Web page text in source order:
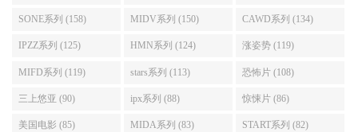
SONE系列 (158) MIDV系列 (150) CAWD系列 (134)
IPZZ系列 (125) HMN系列 (124) 涨姿势 (119)
MIFD系列 (119) stars系列 (113) 恐怖片 (108)
三上悠亚 (90) ipx系列 (88) 惊悚片 (86)
美国电影 (85) MIDA系列 (83) START系列 (82)